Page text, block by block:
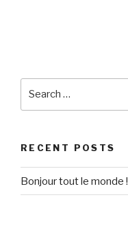
RECENT POSTS
Bonjour tout le monde !